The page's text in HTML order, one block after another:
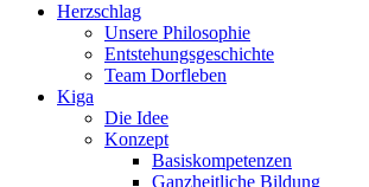
Herzschlag
Unsere Philosophie
Entstehungsgeschichte
Team Dorfleben
Kiga
Die Idee
Konzept
Basiskompetenzen
Ganzheitliche Bildung